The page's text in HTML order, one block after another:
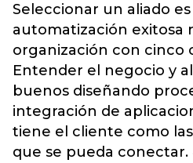
Seleccionar un aliado
automatización exitosa
organización con cinco
Entender el negocio y
buenos diseñando
integración de
tiene el cliente como
que se pueda